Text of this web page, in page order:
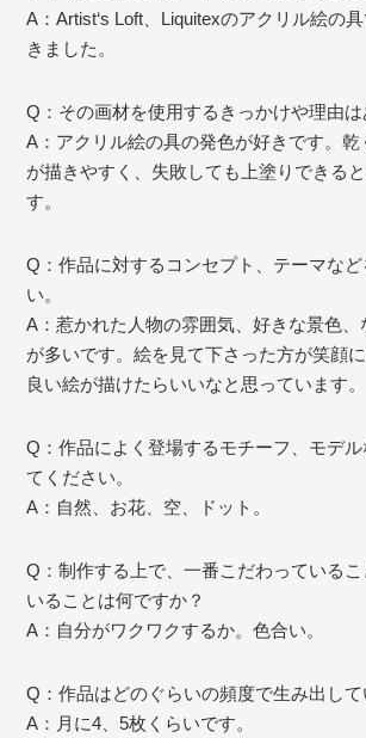
A：Artist‘s Loft、Liquitexのアクリル絵の
きました。
Q：その画材を使用するきっかけや理由は
A：アクリル絵の具の発色が好きです。
が描きやすく、失敗しても上塗りできる
す。
Q：作品に対するコンセプト、テーマなど
い。
A：惹かれた人物の雰囲気、好きな景色
が多いです。絵を見て下さった方が笑顔
良い絵が描けたらいいなと思っています。
Q：作品によく登場するモチーフ、モデル
てください。
A：自然、お花、空、ドット。
Q：制作する上で、一番こだわっている
いることは何ですか？
A：自分がワクワクするか。色合い。
Q：作品はどのぐらいの頻度で生み出して
A：月に4、5枚くらいです。